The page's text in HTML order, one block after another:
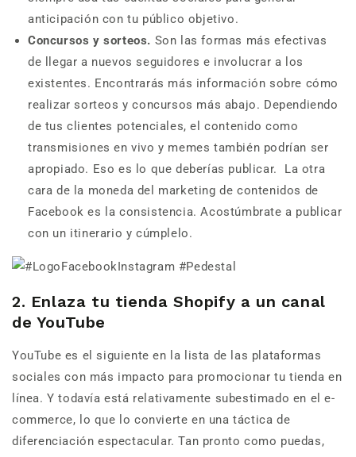
anticipación con tu público objetivo.
Concursos y sorteos. Son las formas más efectivas
de llegar a nuevos seguidores e involucrar a los
existentes. Encontrarás más información sobre cómo
realizar sorteos y concursos más abajo. Dependiendo
de tus clientes potenciales, el contenido como
transmisiones en vivo y memes también podrían ser
apropiado. Eso es lo que deberías publicar. La otra
cara de la moneda del marketing de contenidos de
Facebook es la consistencia. Acostúmbrate a publicar
con un itinerario y cúmplelo.
2. Enlaza tu tienda Shopify a un canal
de YouTube
YouTube es el siguiente en la lista de las plataformas
sociales con más impacto para promocionar tu tienda en
línea. Y todavía está relativamente subestimado en el e-
commerce, lo que lo convierte en una táctica de
diferenciación espectacular. Tan pronto como puedas,